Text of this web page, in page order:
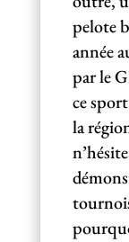
pelote
année
par le
ce
la